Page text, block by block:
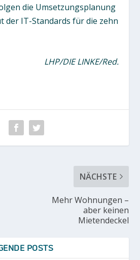
die Umsetzungsplanung
der IT-Standards für die zehn
LHP/DIE LINKE/Red.
NÄCHSTE
Mehr Wohnungen –
aber keinen
Mietendeckel
POSTS